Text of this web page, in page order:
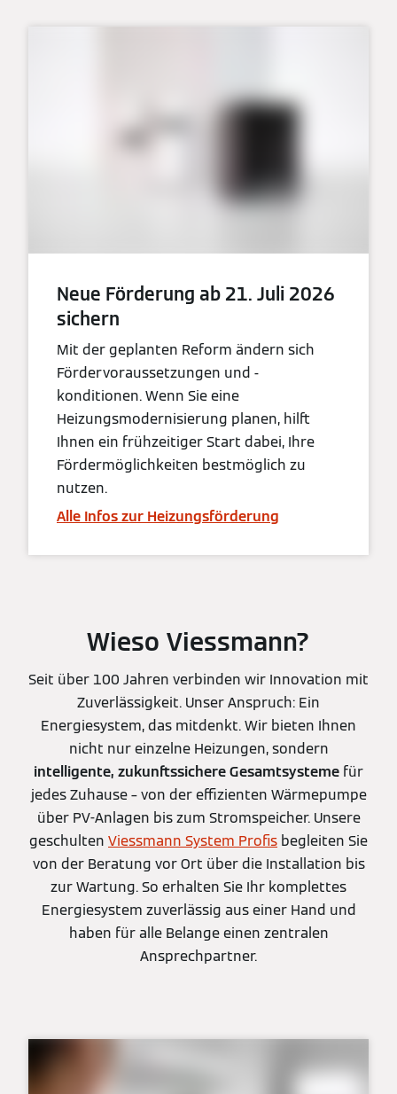
Neue Förderung ab 21. Juli 2026
sichern
Mit der geplanten Reform ändern sich
Fördervoraussetzungen und -
konditionen. Wenn Sie eine
Heizungsmodernisierung planen, hilft
Ihnen ein frühzeitiger Start dabei, Ihre
Fördermöglichkeiten bestmöglich zu
nutzen.
Alle Infos zur Heizungsförderung
Wieso Viessmann?
Seit über 100 Jahren verbinden wir Innovation mit
Zuverlässigkeit. Unser Anspruch: Ein
Energiesystem, das mitdenkt. Wir bieten Ihnen
nicht nur einzelne Heizungen, sondern
intelligente, zukunftssichere Gesamtsysteme für
jedes Zuhause – von der effizienten Wärmepumpe
über PV-Anlagen bis zum Stromspeicher. Unsere
geschulten Viessmann System Profis begleiten Sie
von der Beratung vor Ort über die Installation bis
zur Wartung. So erhalten Sie Ihr komplettes
Energiesystem zuverlässig aus einer Hand und
haben für alle Belange einen zentralen
Ansprechpartner.